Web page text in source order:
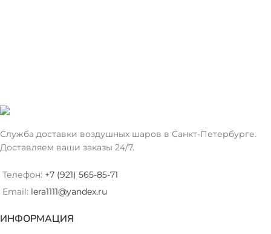
Служба доставки воздушных шаров в Санкт-Петербурге.
Доставляем ваши заказы 24/7.
Телефон: +7 (921) 565-85-71
Email: lera1111@yandex.ru
ИНФОРМАЦИЯ